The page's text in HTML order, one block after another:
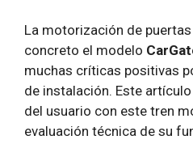
La motorización de puertas
concreto el modelo
muchas críticas positivas
de instalación. Este
del usuario con este tren
evaluación técnica de su